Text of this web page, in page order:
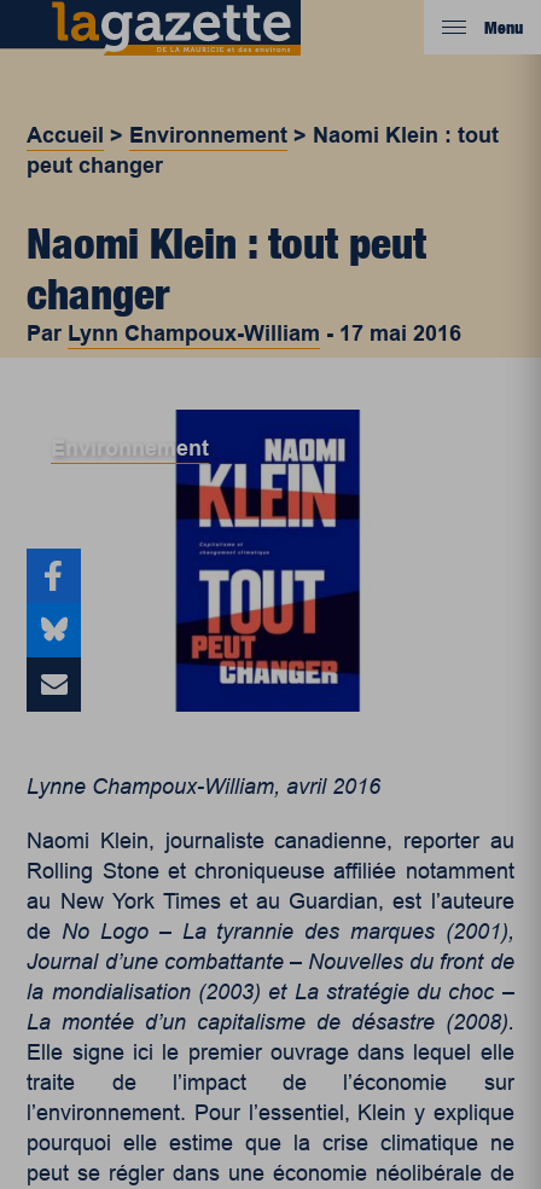
Menu
Accueil > Environnement > Naomi Klein : tout
peut changer
Naomi Klein : tout peut
changer
Par Lynn Champoux-William - 17 mai 2016
Environnement
Lynne Champoux-William, avril 2016
Naomi Klein, journaliste canadienne, reporter au
Rolling Stone et chroniqueuse affiliée notamment
au New York Times et au Guardian, est l’auteure
de No Logo – La tyrannie des marques (2001),
Journal d’une combattante – Nouvelles du front de
la mondialisation (2003) et La stratégie du choc –
La montée d’un capitalisme de désastre (2008).
Elle signe ici le premier ouvrage dans lequel elle
traite de l’impact de l’économie sur
l’environnement. Pour l’essentiel, Klein y explique
pourquoi elle estime que la crise climatique ne
peut se régler dans une économie néolibérale de